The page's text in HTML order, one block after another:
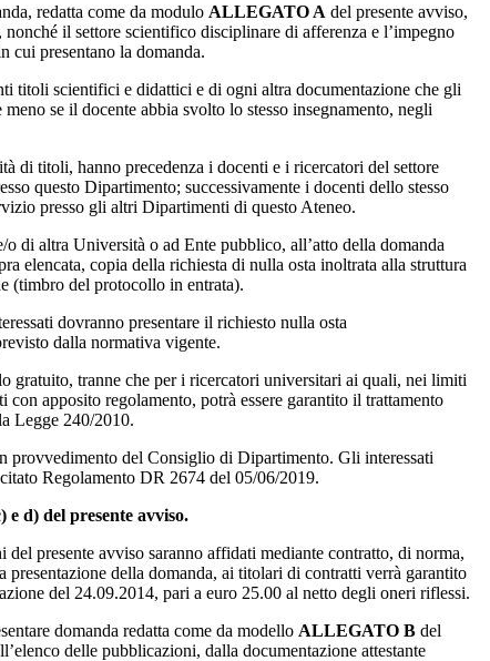
come da modulo ALLEGATO A del presente avviso,
il settore scientifico disciplinare di afferenza e l’impegno
cui presentano la domanda.
titoli scientifici e didattici e di ogni altra documentazione che gli
se il docente abbia svolto lo stesso insegnamento, negli
di titoli, hanno precedenza i docenti e i ricercatori del settore
questo Dipartimento; successivamente i docenti dello stesso
presso gli altri Dipartimenti di questo Ateneo.
di altra Università o ad Ente pubblico, all’atto della domanda
elencata, copia della richiesta di nulla osta inoltrata alla struttura
(timbro del protocollo in entrata).
dovranno presentare il richiesto nulla osta
dalla normativa vigente.
gratuito, tranne che per i ricercatori universitari ai quali, nei limiti
apposito regolamento, potrà essere garantito il trattamento
Legge 240/2010.
provvedimento del Consiglio di Dipartimento. Gli interessati
Regolamento DR 2674 del 05/06/2019.
d) del presente avviso.
presente avviso saranno affidati mediante contratto, di norma,
della domanda, ai titolari di contratti verrà garantito
del 24.09.2014, pari a euro 25.00 al netto degli oneri riflessi.
domanda redatta come da modello ALLEGATO B del
delle pubblicazioni, dalla documentazione attestante